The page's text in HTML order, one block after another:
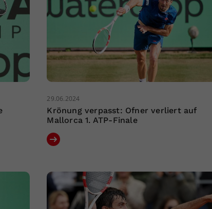
29.06.2024
Krönung verpasst: Ofner verliert auf
Mallorca 1. ATP-Finale